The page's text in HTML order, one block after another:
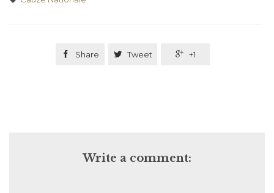
 Share  Tweet  +1
Write a comment: